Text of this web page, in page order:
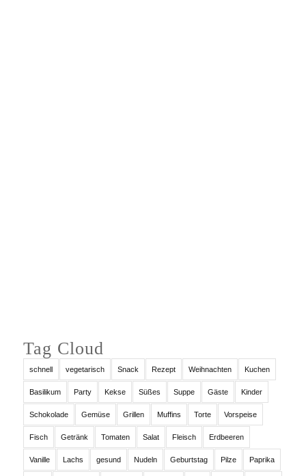
Tag Cloud
schnell vegetarisch Snack Rezept Weihnachten Kuchen
Basilikum Party Kekse Süßes Suppe Gäste Kinder
Schokolade Gemüse Grillen Muffins Torte Vorspeise
Fisch Getränk Tomaten Salat Fleisch Erdbeeren
Vanille Lachs gesund Nudeln Geburtstag Pilze Paprika